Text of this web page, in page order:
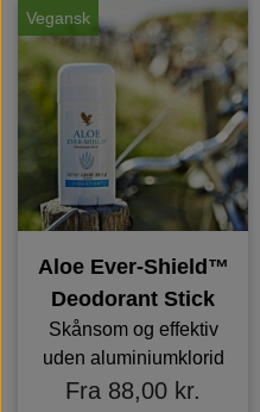
Vegansk
Aloe Ever-Shield™
Deodorant Stick
Skånsom og effektiv
uden aluminiumklorid
Fra 88,00 kr.